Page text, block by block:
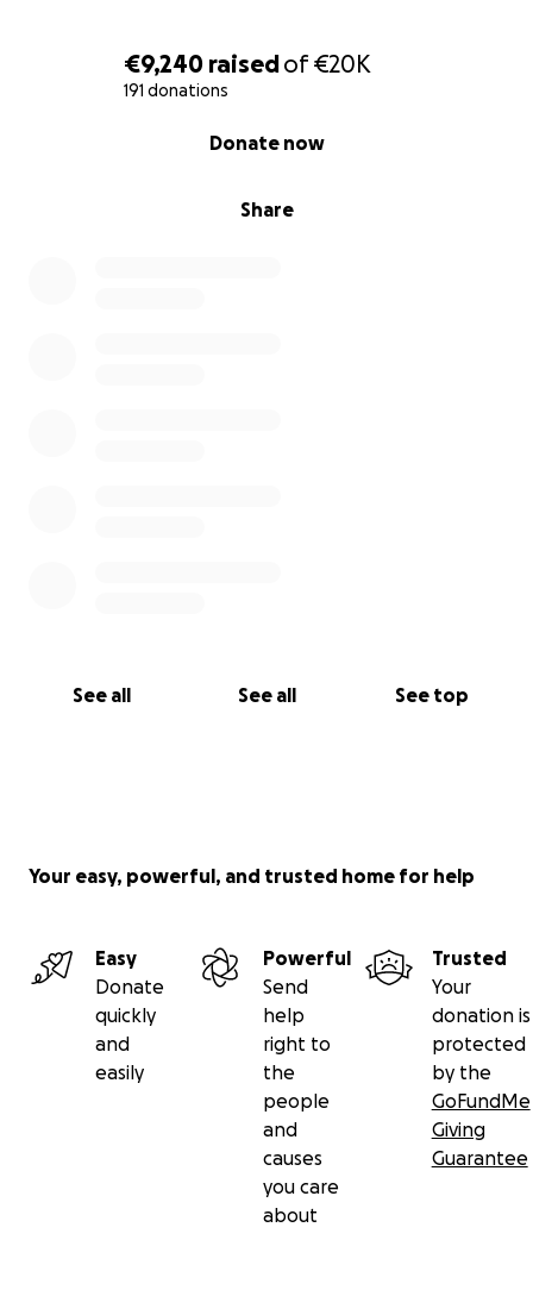
€9,240 raisedof€20K
191 donations
Share
Donate now
See all See all See top
Your easy, powerful, and trusted home for help
Easy
Donate
quickly
and
easily
Powerful
Send
help
right to
the
people
and
causes
you care
about
Trusted
Your
donation is
protected
by the
GoFundMe
Giving
Guarantee